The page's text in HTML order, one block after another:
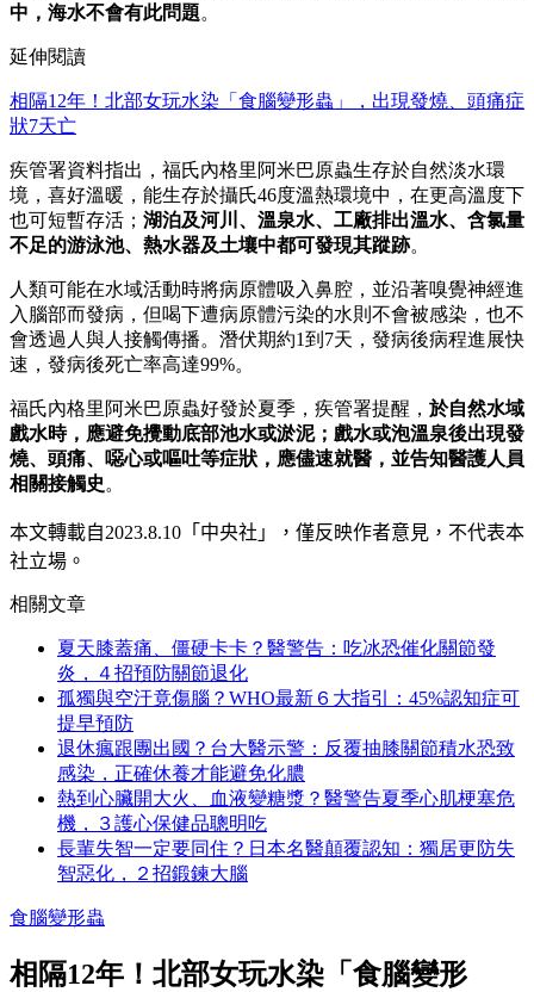
中，海水不會有此問題。
延伸閱讀
相隔12年！北部女玩水染「食腦變形蟲」，出現發燒、頭痛症
狀7天亡
疾管署資料指出，福氏內格里阿米巴原蟲生存於自然淡水環
境，喜好溫暖，能生存於攝氏46度溫熱環境中，在更高溫度下
也可短暫存活； 湖泊及河川、溫泉水、工廠排出溫水、含氯量
不足的游泳池、熱水器及土壤中都可發現其蹤跡。
人類可能在水域活動時將病原體吸入鼻腔，並沿著嗅覺神經進
入腦部而發病，但喝下遭病原體污染的水則不會被感染，也不
會透過人與人接觸傳播。潛伏期約1到7天，發病後病程進展快
速，發病後死亡率高達99%。
福氏內格里阿米巴原蟲好發於夏季，疾管署提醒， 於自然水域
戲水時，應避免攪動底部池水或淤泥；戲水或泡溫泉後出現發
燒、頭痛、噁心或嘔吐等症狀，應儘速就醫，並告知醫護人員
相關接觸史 。
本文轉載自2023.8.10 「中央社」
，僅反映作者意見，不代表本
社立場。
相關文章
夏天膝蓋痛、僵硬卡卡？醫警告：吃冰恐催化關節發
炎，４招預防關節退化
孤獨與空汙竟傷腦？WHO最新６大指引：45%認知症可
提早預防
退休瘋跟團出國？台大醫示警：反覆抽膝關節積水恐致
感染，正確休養才能避免化膿
熱到心臟開大火、血液變糖漿？醫警告夏季心肌梗塞危
機，３護心保健品聰明吃
長輩失智一定要同住？日本名醫顛覆認知：獨居更防失
智惡化，２招鍛鍊大腦
食腦變形蟲
相隔12年！北部女玩水染「食腦變形